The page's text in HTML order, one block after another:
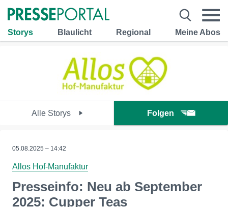
Storys Blaulicht Regional Meine Abos
Alle Storys Folgen
05.08.2025 – 14:42
Allos Hof-Manufaktur
Presseinfo: Neu ab September
2025: Cupper Teas